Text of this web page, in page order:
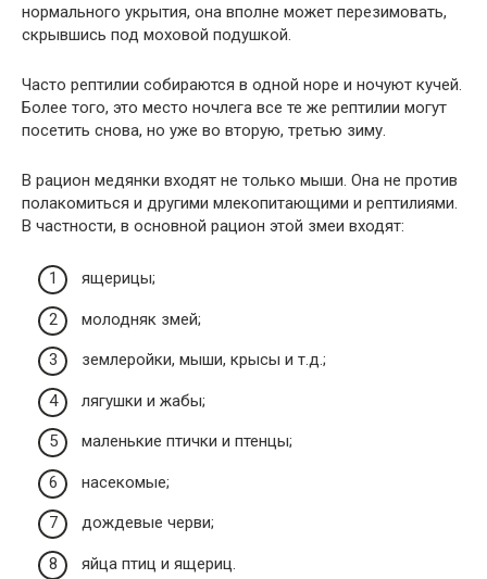
нормального укрытия, она вполне может перезимовать,
скрывшись под моховой подушкой.
Часто рептилии собираются в одной норе и ночуют кучей.
Более того, это место ночлега все те же рептилии могут
посетить снова, но уже во вторую, третью зиму.
В рацион медянки входят не только мыши. Она не против
полакомиться и другими млекопитающими и рептилиями.
В частности, в основной рацион этой змеи входят:
ящерицы;
молодняк змей;
землеройки, мыши, крысы и т.д.;
лягушки и жабы;
маленькие птички и птенцы;
насекомые;
дождевые черви;
яйца птиц и ящериц.